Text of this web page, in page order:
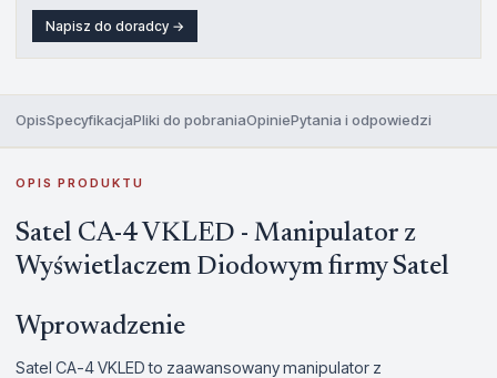
Napisz do doradcy →
OpisSpecyfikacjaPliki do pobraniaOpiniePytania i odpowiedzi
OPIS PRODUKTU
Satel CA-4 VKLED - Manipulator z
Wyświetlaczem Diodowym firmy Satel
Wprowadzenie
Satel CA-4 VKLED to zaawansowany manipulator z